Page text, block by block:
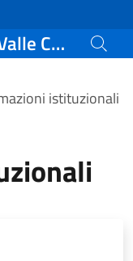
Comunità Montana di Valle Camonica
istituzionali